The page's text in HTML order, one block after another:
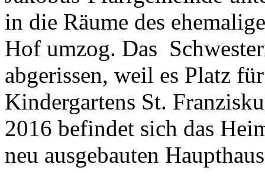
in die Räume des
Hof umzog. Das
abgerissen, weil es Platz
Kindergartens St.
2016 befindet sich das
neu ausgebauten